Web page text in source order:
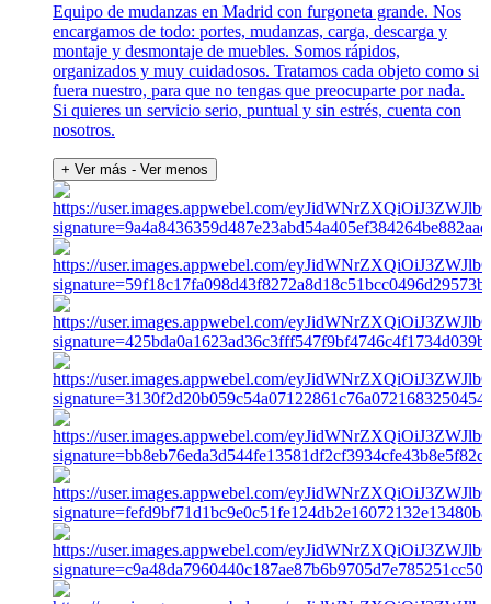
Equipo de mudanzas en Madrid con furgoneta grande. Nos
encargamos de todo: portes, mudanzas, carga, descarga y
montaje y desmontaje de muebles. Somos rápidos,
organizados y muy cuidadosos. Tratamos cada objeto como si
fuera nuestro, para que no tengas que preocuparte por nada.
Si quieres un servicio serio, puntual y sin estrés, cuenta con
nosotros.
+ Ver más - Ver menos